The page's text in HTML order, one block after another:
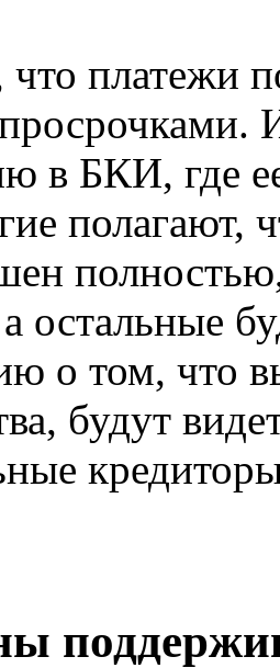
что платежи
в БКИ, где
полагают,
а остальные
о том, что
будут